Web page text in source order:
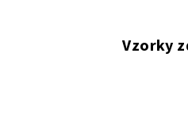
Vzorky